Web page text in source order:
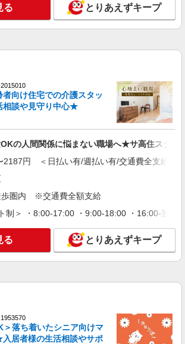
詳細を見る
2114919
時給1550円〜2187円 ＜日払い有/週払い有/交
費全支給(ガソリン代含む)＞
詳細を見る
2013598
中島南方駅★グループホームで夜勤専従★日
通費全支給(ガソリン代含む)＞
大阪市淀川区
2103554
ち着いた少人数環境/グループホームで暮ら
の手伝い◆週3〜OK
る とりあえずキープ
者向け住宅での介護スタッ
相談や見守り中心★
の人間関係に悩まない職場へ★サ高住スタッ
2187円 ＜日払い有/週払い有/交通費全支給(ガ
圏内 ※交通費全額支給
制＞ ・8:00-17:00 ・9:00-18:00 ・16:00-
る とりあえずキープ
＞落ち着いたシニア向けマ
居者様の生活相談やサポ